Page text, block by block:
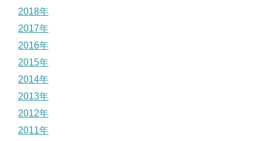
2018年
2017年
2016年
2015年
2014年
2013年
2012年
2011年